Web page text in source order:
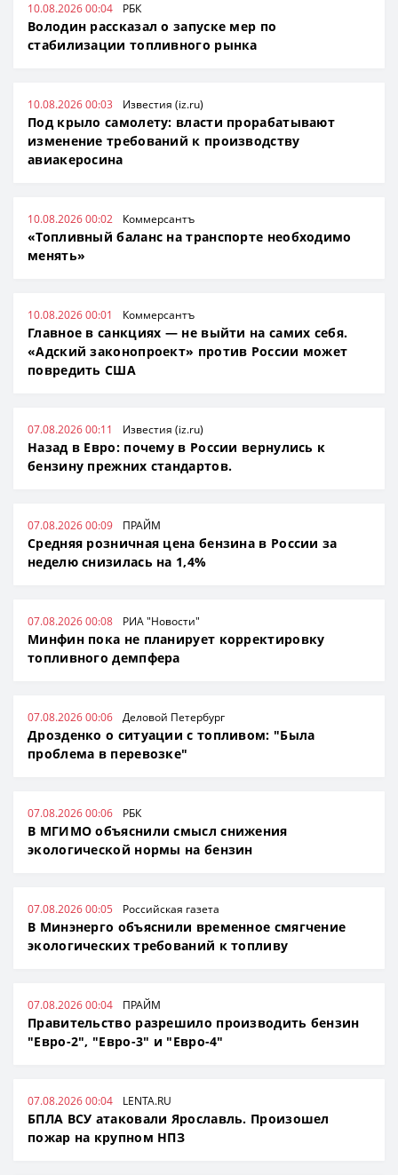
10.08.2026 00:04 РБК
Володин рассказал о запуске мер по
стабилизации топливного рынка
10.08.2026 00:03 Известия (iz.ru)
Под крыло самолету: власти прорабатывают
изменение требований к производству
авиакеросина
10.08.2026 00:02 Коммерсантъ
«Топливный баланс на транспорте необходимо
менять»
10.08.2026 00:01 Коммерсантъ
Главное в санкциях — не выйти на самих себя.
«Адский законопроект» против России может
повредить США
07.08.2026 00:11 Известия (iz.ru)
Назад в Евро: почему в России вернулись к
бензину прежних стандартов.
07.08.2026 00:09 ПРАЙМ
Средняя розничная цена бензина в России за
неделю снизилась на 1,4%
07.08.2026 00:08 РИА "Новости"
Минфин пока не планирует корректировку
топливного демпфера
07.08.2026 00:06 Деловой Петербург
Дрозденко о ситуации с топливом: "Была
проблема в перевозке"
07.08.2026 00:06 РБК
В МГИМО объяснили смысл снижения
экологической нормы на бензин
07.08.2026 00:05 Российская газета
В Минэнерго объяснили временное смягчение
экологических требований к топливу
07.08.2026 00:04 ПРАЙМ
Правительство разрешило производить бензин
"Евро-2", "Евро-3" и "Евро-4"
07.08.2026 00:04 LENTA.RU
БПЛА ВСУ атаковали Ярославль. Произошел
пожар на крупном НПЗ